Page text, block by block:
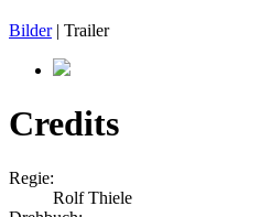
Bilder| Trailer
Credits
Regie:
Rolf Thiele